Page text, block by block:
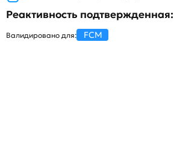
Реактивность подтвержденная:
Валидировано для: FCM